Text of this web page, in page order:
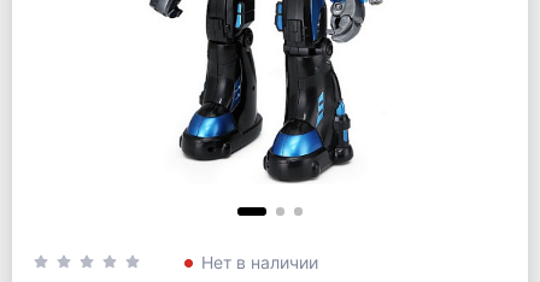
Нет в наличии